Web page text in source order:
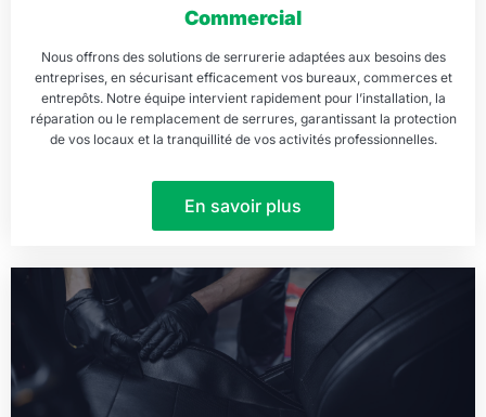
Commercial
Nous offrons des solutions de serrurerie adaptées aux besoins des
entreprises, en sécurisant efficacement vos bureaux, commerces et
entrepôts. Notre équipe intervient rapidement pour l’installation, la
réparation ou le remplacement de serrures, garantissant la protection
de vos locaux et la tranquillité de vos activités professionnelles.
En savoir plus